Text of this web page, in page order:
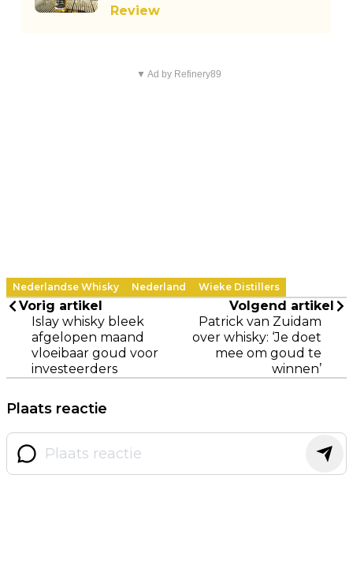
Review
▼ Ad by Refinery89
Nederlandse Whisky Nederland Wieke Distillers
Vorig artikel
Islay whisky bleek
afgelopen maand
vloeibaar goud voor
investeerders
Volgend artikel
Patrick van Zuidam
over whisky: ‘Je doet
mee om goud te
winnen’
Plaats reactie